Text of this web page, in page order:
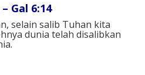
Gal 6:14
selain salib Tuhan kita
dunia telah disalibkan